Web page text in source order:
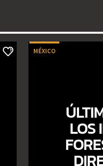
MÉXICO
LOS